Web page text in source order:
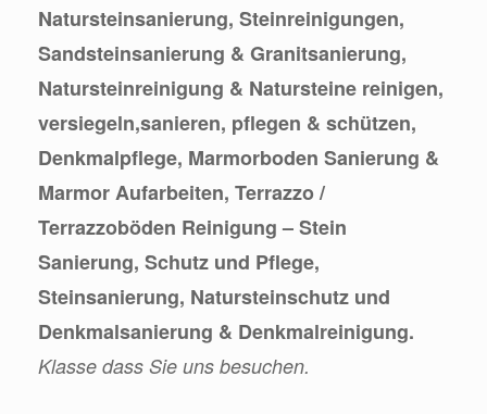
Natursteinsanierung, Steinreinigungen,
Sandsteinsanierung & Granitsanierung,
Natursteinreinigung & Natursteine reinigen,
versiegeln,sanieren, pflegen & schützen,
Denkmalpflege, Marmorboden Sanierung &
Marmor Aufarbeiten, Terrazzo /
Terrazzoböden Reinigung – Stein
Sanierung, Schutz und Pflege,
Steinsanierung, Natursteinschutz und
Denkmalsanierung & Denkmalreinigung.
Klasse dass Sie uns besuchen.